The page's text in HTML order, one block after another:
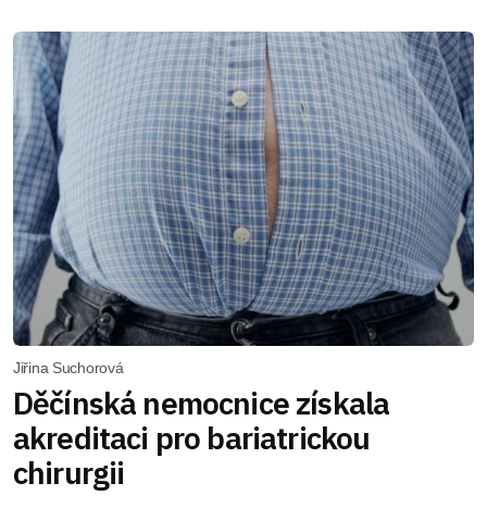
Jiřina Suchorová
Děčínská nemocnice získala
akreditaci pro bariatrickou
chirurgii